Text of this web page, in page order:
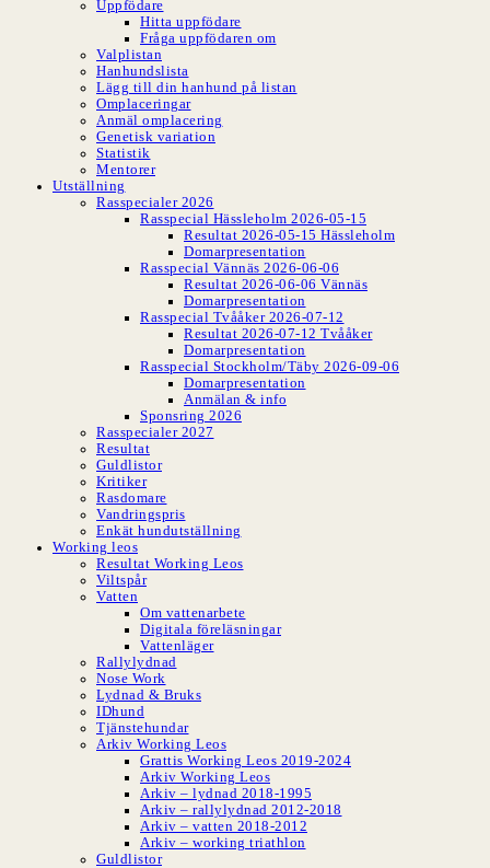
Uppfödare
Hitta uppfödare
Fråga uppfödaren om
Valplistan
Hanhundslista
Lägg till din hanhund på listan
Omplaceringar
Anmäl omplacering
Genetisk variation
Statistik
Mentorer
Utställning
Rasspecialer 2026
Rasspecial Hässleholm 2026-05-15
Resultat 2026-05-15 Hässleholm
Domarpresentation
Rasspecial Vännäs 2026-06-06
Resultat 2026-06-06 Vännäs
Domarpresentation
Rasspecial Tvååker 2026-07-12
Resultat 2026-07-12 Tvååker
Domarpresentation
Rasspecial Stockholm/Täby 2026-09-06
Domarpresentation
Anmälan & info
Sponsring 2026
Rasspecialer 2027
Resultat
Guldlistor
Kritiker
Rasdomare
Vandringspris
Enkät hundutställning
Working leos
Resultat Working Leos
Viltspår
Vatten
Om vattenarbete
Digitala föreläsningar
Vattenläger
Rallylydnad
Nose Work
Lydnad & Bruks
IDhund
Tjänstehundar
Arkiv Working Leos
Grattis Working Leos 2019-2024
Arkiv Working Leos
Arkiv – lydnad 2018-1995
Arkiv – rallylydnad 2012-2018
Arkiv – vatten 2018-2012
Arkiv – working triathlon
Guldlistor